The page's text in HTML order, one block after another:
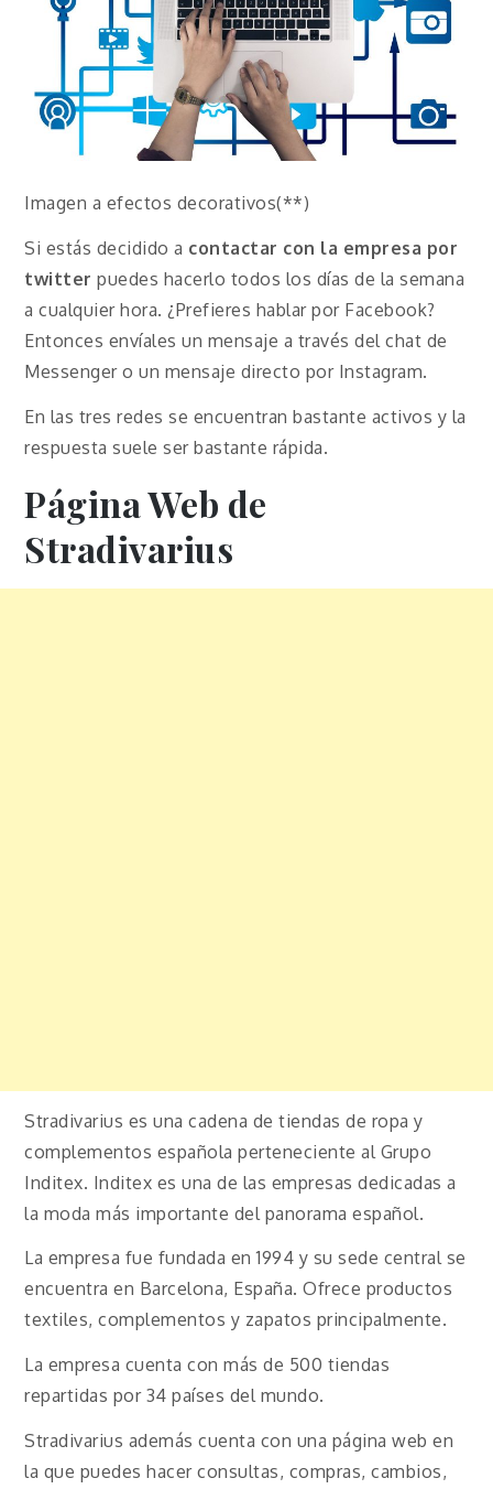
Imagen a efectos decorativos(**)
Si estás decidido a contactar con la empresa por
twitter puedes hacerlo todos los días de la semana
a cualquier hora. ¿Prefieres hablar por Facebook?
Entonces envíales un mensaje a través del chat de
Messenger o un mensaje directo por Instagram.
En las tres redes se encuentran bastante activos y la
respuesta suele ser bastante rápida.
Página Web de
Stradivarius
Stradivarius es una cadena de tiendas de ropa y
complementos española perteneciente al Grupo
Inditex. Inditex es una de las empresas dedicadas a
la moda más importante del panorama español.
La empresa fue fundada en 1994 y su sede central se
encuentra en Barcelona, España. Ofrece productos
textiles, complementos y zapatos principalmente.
La empresa cuenta con más de 500 tiendas
repartidas por 34 países del mundo.
Stradivarius además cuenta con una página web en
la que puedes hacer consultas, compras, cambios,